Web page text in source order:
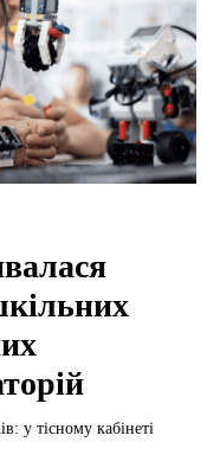
у тісному кабінеті